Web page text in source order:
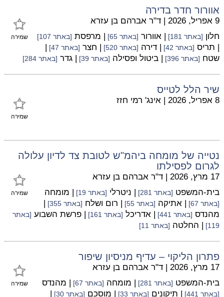
אוורור חדר בדירה
שמירה
9 אפריל, 2026 | ד"ר אברהם בן עזרא
חלון [באתר 181] | אוורור [באתר 65] | מרפסת [באתר 107]
| תריס [באתר 42] | דירה [באתר 520] | חצר [באתר 47]
|
שטח [באתר 396] | ביטול ופסילה [באתר 39] | גדר [באתר 284]
שיר הלל לטייס
שמירה
8 אפריל, 2026 | אינג' רמי חזז
נטייה של מומחה ביהמ"ש לטובת צד לדיון עלולה
לגרום לפסילתו
שמירה
17 מרץ, 2026 | ד"ר אברהם בן עזרא
בית-המשפט [באתר 281] | ניטרלי [באתר 19] | מומחה
[באתר 67] | אתיקה [באתר 55] | רום ושלח [באתר 355]
|
מהנדס [באתר 441] | אדריכל [באתר 161] | פרשת השבוע [באתר
119]
| החלטה [באתר 11]
פתרון הליקוי – עדיף מניסיון שיפור
שמירה
17 מרץ, 2026 | ד"ר אברהם בן עזרא
בית-המשפט [באתר 281] | מומחה [באתר 67] | מהנדס
[באתר 441] | תיקונים [באתר 33] | מוסכם [באתר 30]
|